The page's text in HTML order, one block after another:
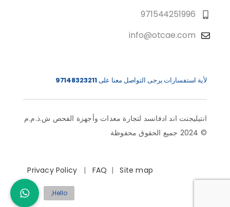
971544251996
info@otcae.com
لأية استفسارات يرجى التواصل معنا على97148323211
انتيليجنت اند ادفانسد لتجارة معدات وأجهزة الفحص ش.ذ.م.م
© 2024 جميع الحقوق محفوظة
Privacy Policy | FAQ |Site map